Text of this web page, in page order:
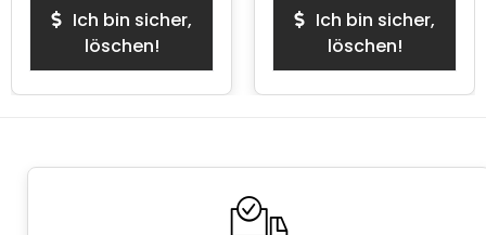
Ich bin sicher,
löschen!
Ich bin sicher,
löschen!